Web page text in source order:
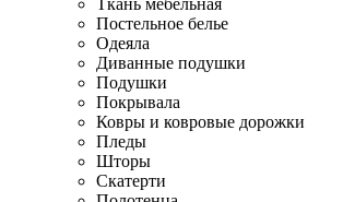
Ткань мебельная
Постельное белье
Одеяла
Диванные подушки
Подушки
Покрывала
Ковры и ковровые дорожки
Пледы
Шторы
Скатерти